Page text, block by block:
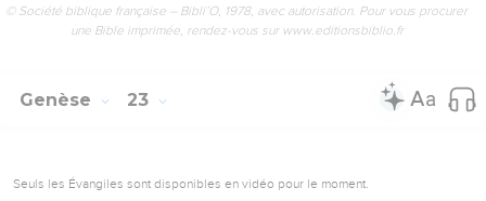
© Société biblique française – Bibli’O, 1978, avec autorisation. Pour vous procurer
une Bible imprimée, rendez-vous sur www.editionsbiblio.fr
Genèse 23
Seuls les Évangiles sont disponibles en vidéo pour le moment.